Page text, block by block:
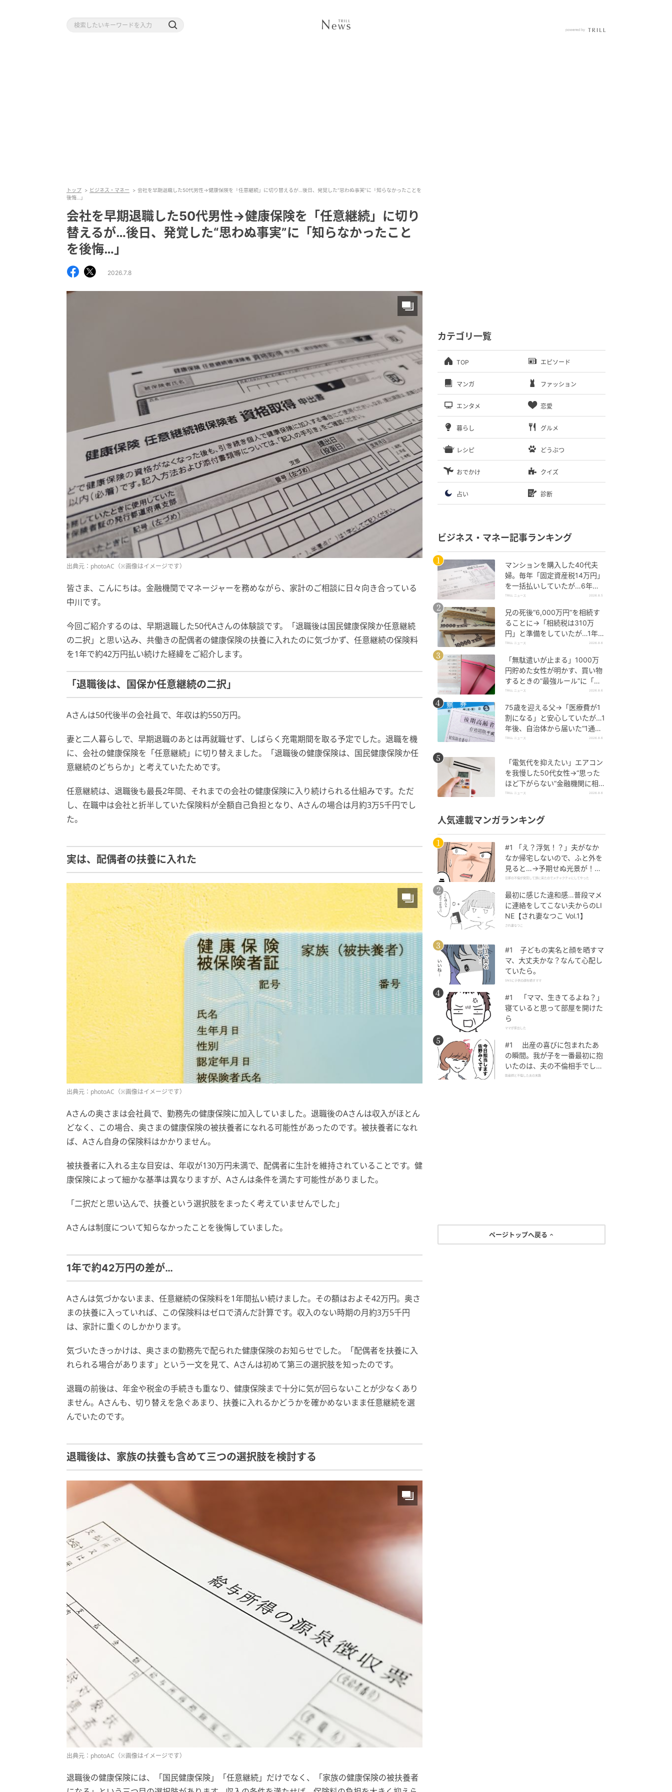
トップ ビジネス・マネー
会社を早期退職した50代男性→健康保険を「任意継続」に切り替えるが…後日、発覚した“思わぬ事実”に「知らなかったことを
後悔…」
会社を早期退職した50代男性→健康保険を「任意継続」に切り
替えるが…後日、発覚した“思わぬ事実”に「知らなかったこと
を後悔…」
2026.7.8
出典元：photoAC（※画像はイメージです）
皆さま、こんにちは。金融機関でマネージャーを務めながら、家計のご相談に日々向き合っている
中川です。
今回ご紹介するのは、早期退職した50代Aさんの体験談です。「退職後は国民健康保険か任意継続
の二択」と思い込み、共働きの配偶者の健康保険の扶養に入れたのに気づかず、任意継続の保険料
を1年で約42万円払い続けた経緯をご紹介します。
「退職後は、国保か任意継続の二択」
Aさんは50代後半の会社員で、年収は約550万円。
妻と二人暮らしで、早期退職のあとは再就職せず、しばらく充電期間を取る予定でした。退職を機
に、会社の健康保険を「任意継続」に切り替えました。「退職後の健康保険は、国民健康保険か任
意継続のどちらか」と考えていたためです。
任意継続は、退職後も最長2年間、それまでの会社の健康保険に入り続けられる仕組みです。ただ
し、在職中は会社と折半していた保険料が全額自己負担となり、Aさんの場合は月約3万5千円でし
た。
実は、配偶者の扶養に入れた
出典元：photoAC（※画像はイメージです）
Aさんの奥さまは会社員で、勤務先の健康保険に加入していました。退職後のAさんは収入がほとん
どなく、この場合、奥さまの健康保険の被扶養者になれる可能性があったのです。被扶養者になれ
ば、Aさん自身の保険料はかかりません。
被扶養者に入れる主な目安は、年収が130万円未満で、配偶者に生計を維持されていることです。健
康保険によって細かな基準は異なりますが、Aさんは条件を満たす可能性がありました。
「二択だと思い込んで、扶養という選択肢をまったく考えていませんでした」
Aさんは制度について知らなかったことを後悔していました。
1年で約42万円の差が…
Aさんは気づかないまま、任意継続の保険料を1年間払い続けました。その額はおよそ42万円。奥さ
まの扶養に入っていれば、この保険料はゼロで済んだ計算です。収入のない時期の月約3万5千円
は、家計に重くのしかかります。
気づいたきっかけは、奥さまの勤務先で配られた健康保険のお知らせでした。「配偶者を扶養に入
れられる場合があります」という一文を見て、Aさんは初めて第三の選択肢を知ったのです。
退職の前後は、年金や税金の手続きも重なり、健康保険まで十分に気が回らないことが少なくあり
ません。Aさんも、切り替えを急ぐあまり、扶養に入れるかどうかを確かめないまま任意継続を選
んでいたのです。
退職後は、家族の扶養も含めて三つの選択肢を検討する
出典元：photoAC（※画像はイメージです）
退職後の健康保険には、「国民健康保険」「任意継続」だけでなく、「家族の健康保険の被扶養者
カテゴリ一覧
TOP エピソード
マンガ ファッション
エンタメ 恋愛
暮らし グルメ
レシピ どうぶつ
おでかけ クイズ
占い 診断
ビジネス・マネー記事ランキング
マンションを購入した40代夫
婦。毎年「固定資産税14万円」
を一括払いしていたが…6年
後、役所から届いた“1通の通
TRILL ニュース 2026.8.5
兄の死後“6,000万円”を相続す
ることに→「相続税は310万
円」と準備をしていたが…1年
後、60代妹を直撃した“想定外
TRILL ニュース 2026.8.6
「無駄遣いが止まる」1000万
円貯めた女性が明かす、買い物
するときの“最強ルール”に「効
果的」「物欲を減らすことがで
TRILL ニュース 2026.8.6
75歳を迎える父→「医療費が1
割になる」と安心していたが…1
年後、自治体から届いた“1通の
通知”に50代娘が絶句したワケ
TRILL ニュース 2026.8.6
「電気代を抑えたい」エアコン
を我慢した50代女性→“思った
ほど下がらない”金融機関に相談
すると…返ってきた”意外な答
TRILL ニュース 2026.8.6
人気連載マンガランキング
#1 「え？浮気！？」夫がなか
なか帰宅しないので、ふと外を
見ると…→予期せぬ光景が！｜
旦那の不倫が発覚して頭に来た
旦那の不倫が発覚して頭に来たのでメチャクチャにしてやった
最初に感じた違和感…普段マメ
に連絡をしてこない夫からのLI
NE【され妻なつこ Vol.1】
され妻なつこ
#1 子どもの実名と顔を晒すマ
マ、大丈夫かな？なんて心配し
ていたら。
SNSに子供の顔を晒すママ
#1 「ママ、生きてるよね？」
寝ていると思って部屋を開けた
ら
ママが家出した
#1 出産の喜びに包まれたあ
の瞬間。我が子を一番最初に抱
いたのは、夫の不倫相手でし
た。
助産師と不倫した夫の末路
ページトップへ戻る